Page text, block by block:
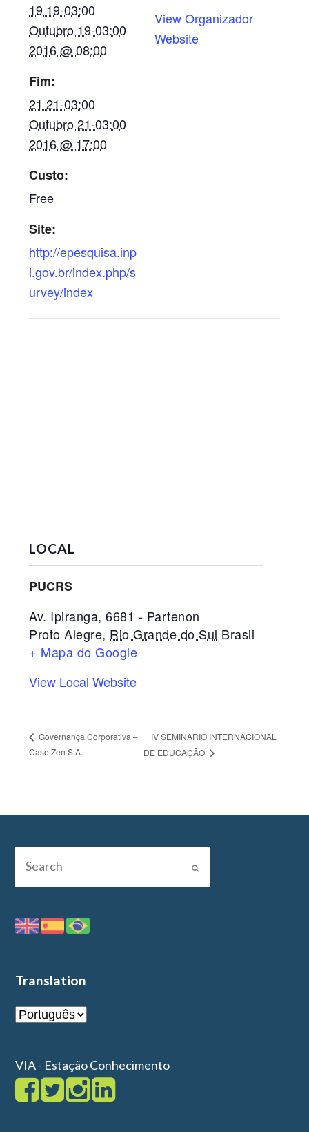
19 19-03:00
Outubro 19-03:00
2016 @ 08:00
Fim:
21 21-03:00
Outubro 21-03:00
2016 @ 17:00
Custo:
Free
Site:
http://epesquisa.inp
i.gov.br/index.php/s
urvey/index
View Organizador
Website
LOCAL
PUCRS
Av. Ipiranga, 6681 - Partenon
Proto Alegre, Rio Grande do Sul Brasil
+ Mapa do Google
View Local Website
Governança Corporativa –
Case Zen S.A.
IV SEMINÁRIO INTERNACIONAL
DE EDUCAÇÃO
Translation
VIA - Estação Conhecimento